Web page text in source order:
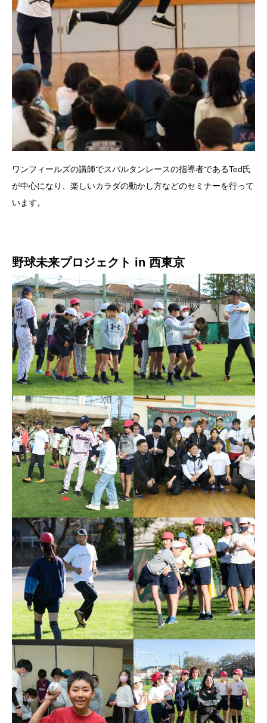
ワンフィールズの講師でスパルタンレースの指導者であるTed氏
が中心になり、楽しいカラダの動かし方などのセミナーを行って
います。
野球未来プロジェクト in 西東京